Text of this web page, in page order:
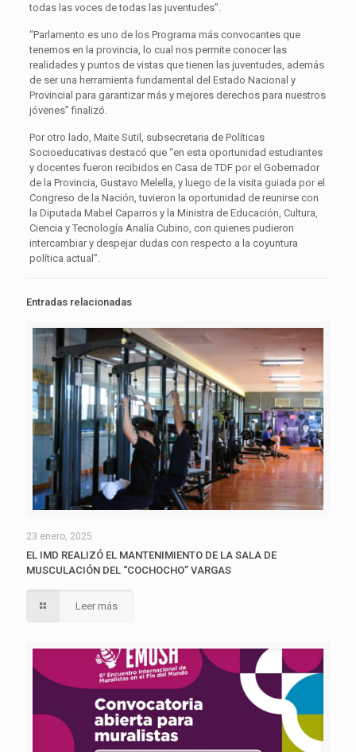
todas las voces de todas las juventudes”.
“Parlamento es uno de los Programa más convocantes que
tenemos en la provincia, lo cual nos permite conocer las
realidades y puntos de vistas que tienen las juventudes, además
de ser una herramienta fundamental del Estado Nacional y
Provincial para garantizar más y mejores derechos para nuestros
jóvenes” finalizó.
Por otro lado, Maite Sutil, subsecretaria de Políticas
Socioeducativas destacó que “en esta oportunidad estudiantes
y docentes fueron recibidos en Casa de TDF por el Gobernador
de la Provincia, Gustavo Melella, y luego de la visita guiada por el
Congreso de la Nación, tuvieron la oportunidad de reunirse con
la Diputada Mabel Caparros y la Ministra de Educación, Cultura,
Ciencia y Tecnología Analía Cubino, con quienes pudieron
intercambiar y despejar dudas con respecto a la coyuntura
política actual”.
Entradas relacionadas
23 enero, 2025
EL IMD REALIZÓ EL MANTENIMIENTO DE LA SALA DE
MUSCULACIÓN DEL “COCHOCHO” VARGAS
Leer más